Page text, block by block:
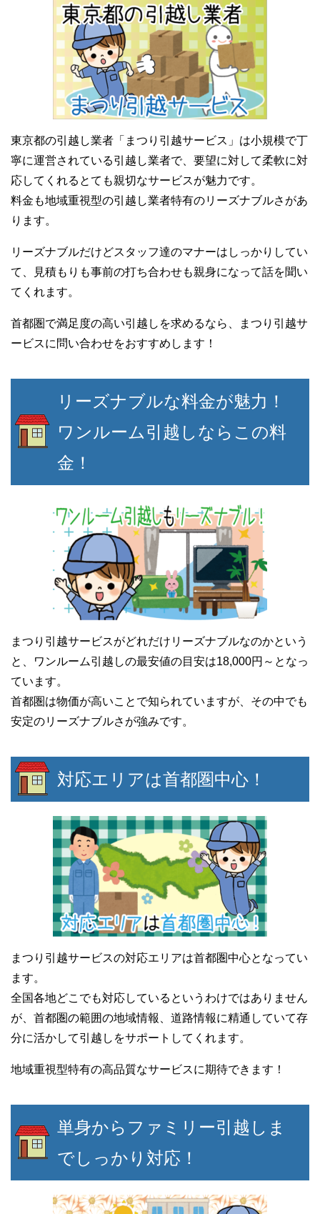
東京都の引越し業者「まつり引越サービス」は小規模で丁
寧に運営されている引越し業者で、要望に対して柔軟に対
応してくれるとても親切なサービスが魅力です。
料金も地域重視型の引越し業者特有のリーズナブルさがあ
ります。
リーズナブルだけどスタッフ達のマナーはしっかりしてい
て、見積もりも事前の打ち合わせも親身になって話を聞い
てくれます。
首都圏で満足度の高い引越しを求めるなら、まつり引越サ
ービスに問い合わせをおすすめします！
リーズナブルな料金が魅力！
ワンルーム引越しならこの料
金！
まつり引越サービスがどれだけリーズナブルなのかという
と、ワンルーム引越しの最安値の目安は18,000円～となっ
ています。
首都圏は物価が高いことで知られていますが、その中でも
安定のリーズナブルさが強みです。
対応エリアは首都圏中心！
まつり引越サービスの対応エリアは首都圏中心となってい
ます。
全国各地どこでも対応しているというわけではありません
が、首都圏の範囲の地域情報、道路情報に精通していて存
分に活かして引越しをサポートしてくれます。
地域重視型特有の高品質なサービスに期待できます！
単身からファミリー引越しま
でしっかり対応！